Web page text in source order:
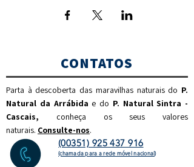
CONTATOS
Parta à descoberta das maravilhas naturais do P.
Natural da Arrábida e do P. Natural Sintra -
Cascais, conheça os seus valores
naturais. Consulte-nos.
(00351) 925 437 916
(chamada para a rede móvel nacional)